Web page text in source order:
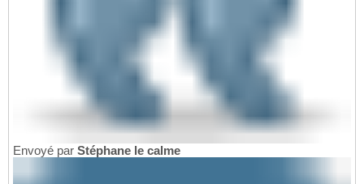
Envoyé par Stéphane le calme